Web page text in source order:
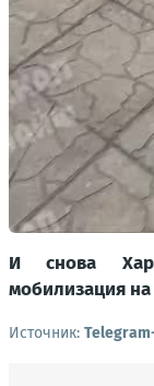
И снова
мобилизация
Источник: